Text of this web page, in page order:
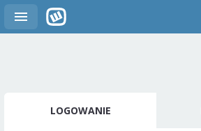
LOGOWANIE